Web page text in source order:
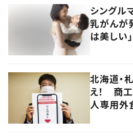
シングル
乳がんが
は美しい
北海道・
え！ 商
人専用外